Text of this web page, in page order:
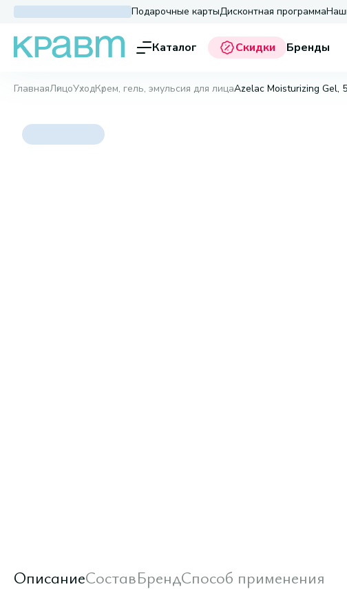
Подарочные картыДисконтная программа
Каталог Скидки Бренды
ГлавнаяЛицоУходКрем, гель, эмульсия для лицаAzelac Moisturizing Gel,
ОписаниеСоставБрендСпособ применения